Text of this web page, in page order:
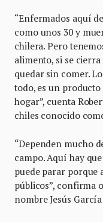
“Enfermados aquí
como unos 30 y
chilera. Pero
alimento, si se
quedar sin comer.
todo, es un
hogar”, cuenta
chiles conocido
“Dependen mucho
campo. Aquí hay
puede parar porque
públicos”, confirma
nombre Jesús